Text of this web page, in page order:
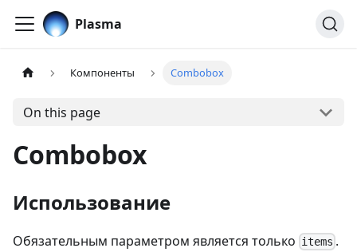
Plasma
Компоненты Combobox
On this page
Combobox
Использование
Обязательным параметром является только items .